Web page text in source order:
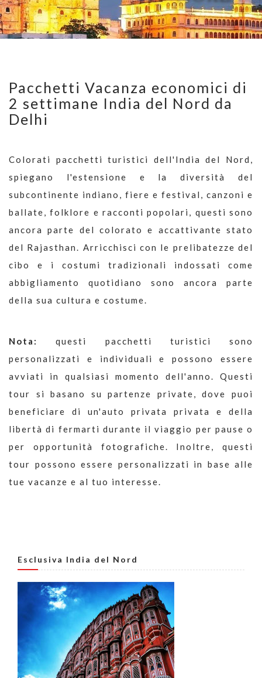
Pacchetti Vacanza economici di
2 settimane India del Nord da
Delhi
Colorati pacchetti turistici dell'India del Nord,
spiegano l'estensione e la diversità del
subcontinente indiano, fiere e festival, canzoni e
ballate, folklore e racconti popolari, questi sono
ancora parte del colorato e accattivante stato
del Rajasthan. Arricchisci con le prelibatezze del
cibo e i costumi tradizionali indossati come
abbigliamento quotidiano sono ancora parte
della sua cultura e costume.
Nota:questi pacchetti turistici sono
personalizzati e individuali e possono essere
avviati in qualsiasi momento dell'anno. Questi
tour si basano su partenze private, dove puoi
beneficiare di un'auto privata privata e della
libertà di fermarti durante il viaggio per pause o
per opportunità fotografiche. Inoltre, questi
tour possono essere personalizzati in base alle
tue vacanze e al tuo interesse.
Esclusiva India del Nord